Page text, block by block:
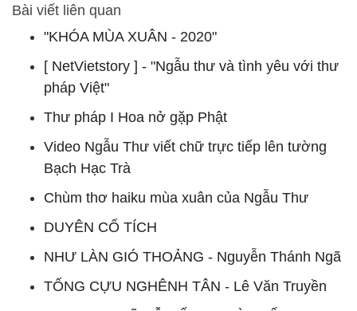
Bài viết liên quan
"KHÓA MÙA XUÂN - 2020"
[ NetVietstory ] - "Ngẫu thư và tình yêu với thư
pháp Việt"
Thư pháp I Hoa nở gặp Phật
Video Ngẫu Thư viết chữ trực tiếp lên tường
Bạch Hạc Trà
Chùm thơ haiku mùa xuân của Ngẫu Thư
DUYÊN CỔ TÍCH
NHƯ LÀN GIÓ THOẢNG - Nguyễn Thánh Ngã
TỐNG CỰU NGHÊNH TÂN - Lê Văn Truyền